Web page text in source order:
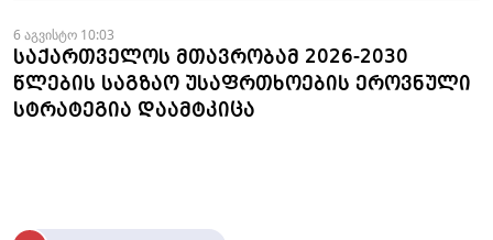
6 აგვისტო 10:03
საქართველოს მთავრობამ 2026-2030
წლების საგზაო უსაფრთხოების ეროვნული
სტრატეგია დაამტკიცა